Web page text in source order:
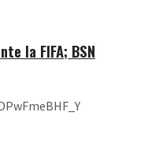
la FIFA; BSN